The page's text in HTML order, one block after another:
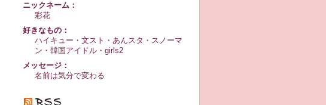
ニックネーム：
彩花
好きなもの：
ハイキュー・文スト・あんスタ・スノーマ
ン・韓国アイドル・girls2
メッセージ：
名前は気分で変わる